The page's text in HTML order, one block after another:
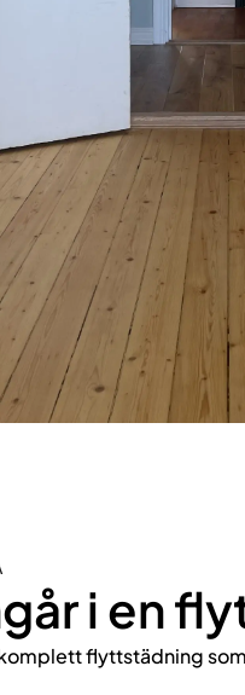
i en
flyttstädning